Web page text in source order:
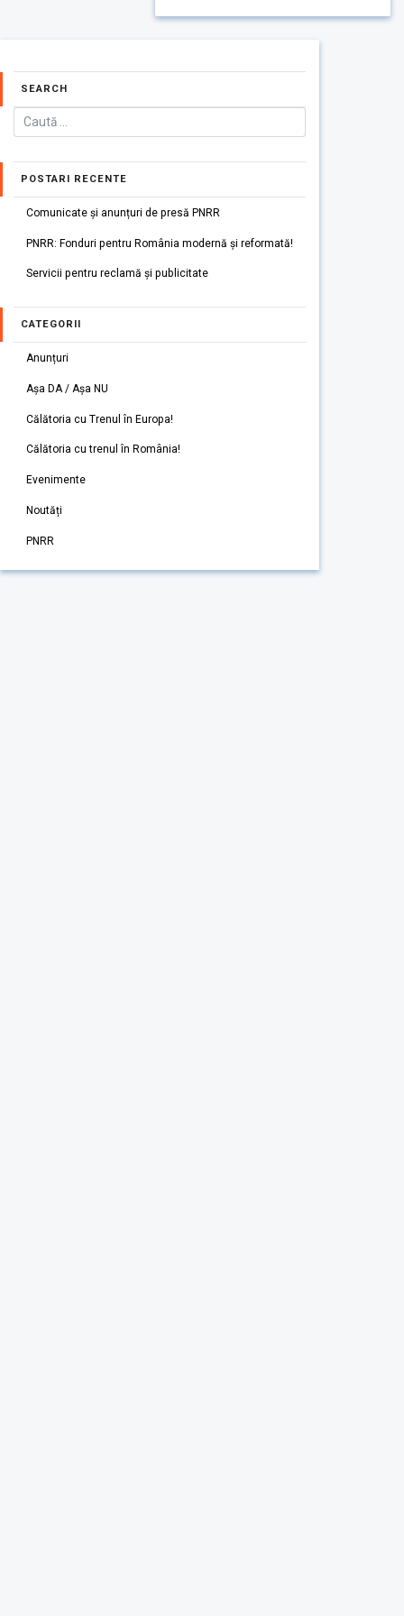
SEARCH
POSTARI RECENTE
Comunicate și anunțuri de presă PNRR
PNRR: Fonduri pentru România modernă și reformată!
Servicii pentru reclamă și publicitate
CATEGORII
Anunțuri
Așa DA / Așa NU
Călătoria cu Trenul în Europa!
Călătoria cu trenul în România!
Evenimente
Noutăți
PNRR